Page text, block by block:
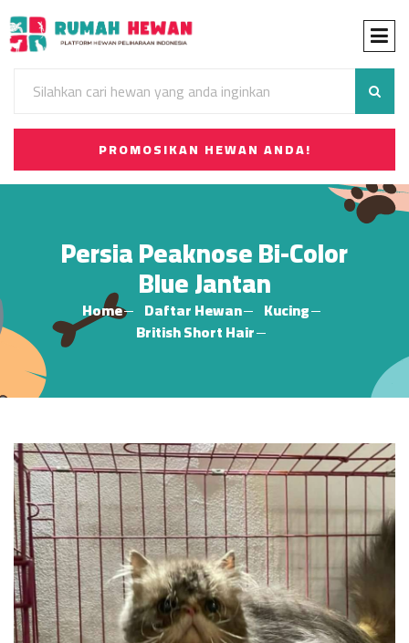
PROMOSIKAN HEWAN ANDA!
Persia Peaknose Bi-Color
Blue Jantan
Home Daftar Hewan
Kucing
British Short Hair